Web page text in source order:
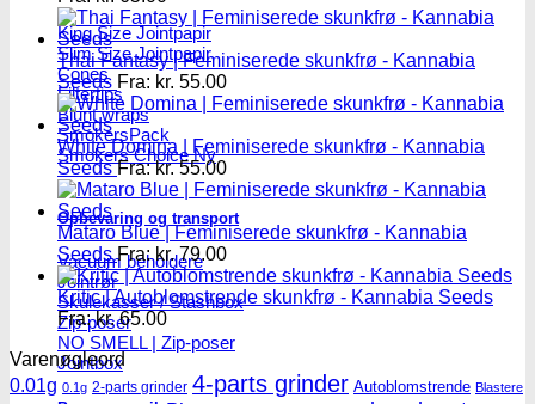
King Size Jointpapir
Slim Size Jointpapir
Cones
Filtertips
Blunt wraps
SmokersPack
Smokers Choice
Opbevaring og transport
Vacuum beholdere
Jointrør
Skulekasser / Stashbox
Zip-poser
NO SMELL | Zip-poser
Jointbox
Thai Fantasy | Feminiserede skunkfrø - Kannabia
Seeds Fra: kr. 55.00
White Domina | Feminiserede skunkfrø - Kannabia
Seeds Fra:kr.55.00
Mataro Blue | Feminiserede skunkfrø - Kannabia
Seeds Fra:kr.79.00
Kritic | Autoblomstrende skunkfrø - Kannabia Seeds
Fra:kr.65.00
Varenøgleord
0.01g 0.1g 2-parts grinder 4-parts grinder Autoblomstrende Blastere